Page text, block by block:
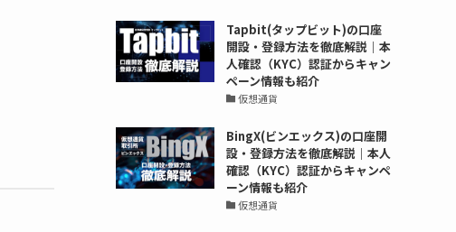
Tapbit(タップビット)の口座
開設・登録方法を徹底解説｜本
人確認（KYC）認証からキャン
ペーン情報も紹介
仮想通貨
BingX(ビンエックス)の口座開
設・登録方法を徹底解説｜本人
確認（KYC）認証からキャンペ
ーン情報も紹介
仮想通貨